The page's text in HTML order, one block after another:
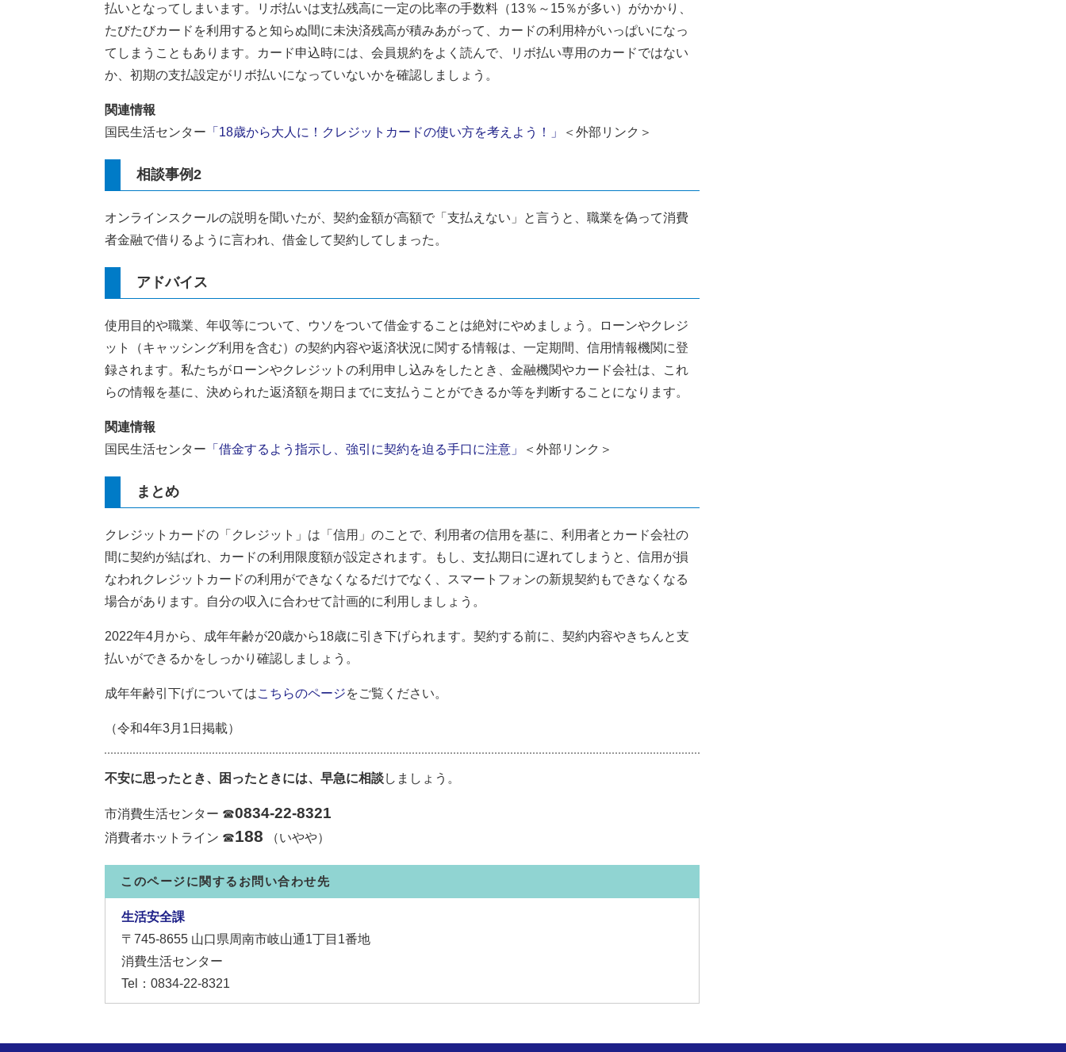
払いとなってしまいます。リボ払いは支払残高に一定の比率の手数料（13％～15％が多い）がかかり、
たびたびカードを利用すると知らぬ間に未決済残高が積みあがって、カードの利用枠がいっぱいになっ
てしまうこともあります。カード申込時には、会員規約をよく読んで、リボ払い専用のカードではない
か、初期の支払設定がリボ払いになっていないかを確認しましょう。
関連情報
国民生活センター 「18歳から大人に！クレジットカードの使い方を考えよう！」 ＜外部リンク＞
相談事例2
オンラインスクールの説明を聞いたが、契約金額が高額で「支払えない」と言うと、職業を偽って消費
者金融で借りるように言われ、借金して契約してしまった。
アドバイス
使用目的や職業、年収等について、ウソをついて借金することは絶対にやめましょう。ローンやクレジ
ット（キャッシング利用を含む）の契約内容や返済状況に関する情報は、一定期間、信用情報機関に登
録されます。私たちがローンやクレジットの利用申し込みをしたとき、金融機関やカード会社は、これ
らの情報を基に、決められた返済額を期日までに支払うことができるか等を判断することになります。
関連情報
国民生活センター 「借金するよう指示し、強引に契約を迫る手口に注意」 ＜外部リンク＞
まとめ
クレジットカードの「クレジット」は「信用」のことで、利用者の信用を基に、利用者とカード会社の
間に契約が結ばれ、カードの利用限度額が設定されます。もし、支払期日に遅れてしまうと、信用が損
なわれクレジットカードの利用ができなくなるだけでなく、スマートフォンの新規契約もできなくなる
場合があります。自分の収入に合わせて計画的に利用しましょう。
2022年4月から、成年年齢が20歳から18歳に引き下げられます。契約する前に、契約内容やきちんと支
払いができるかをしっかり確認しましょう。
成年年齢引下げについてはこちらのページをご覧ください。
（令和4年3月1日掲載）
不安に思ったとき、困ったときには、早急に相談しましょう。
市消費生活センター ☎0834-22-8321
消費者ホットライン ☎188 （いやや）
このページに関するお問い合わせ先
生活安全課
〒745-8655 山口県周南市岐山通1丁目1番地
消費生活センター
Tel：0834-22-8321